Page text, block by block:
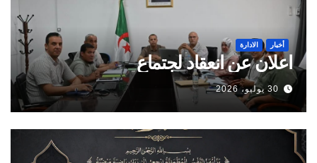
أخبار الادارة
اعلان عن انعقاد لجتماع
30 يوليو، 2026